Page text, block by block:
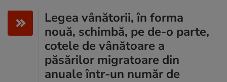
Legea vânătorii, în forma
nouă, schimbă, pe de-o parte,
cotele de vânătoare a
păsărilor migratoare din
anuale într-un număr de